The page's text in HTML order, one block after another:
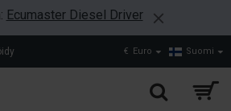
Ecumaster Diesel Driver
€ Euro Suomi